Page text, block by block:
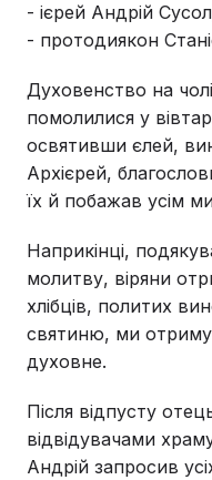
- ієрей Андрій
- протодиякон
Духовенство на
помолилися у
освятивши єлей,
Архієрей,
їх й побажав усім
Наприкінці,
молитву, віряни
хлібців, политих
святиню, ми
духовне.
Після відпусту
відвідувачами
Андрій запросив